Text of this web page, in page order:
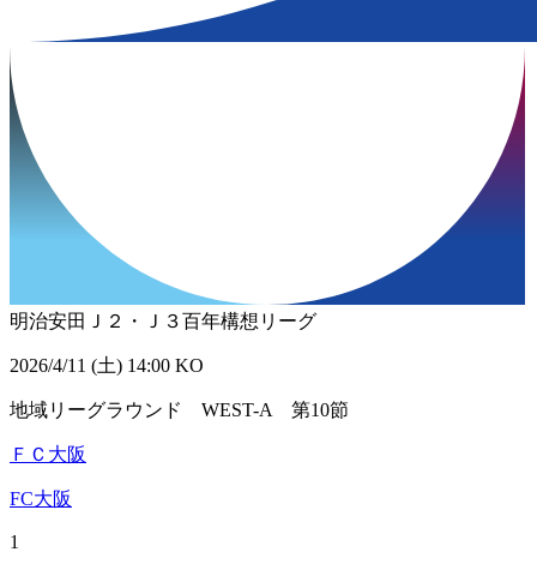
明治安田Ｊ２・Ｊ３百年構想リーグ
2026/4/11 (土) 14:00 KO
地域リーグラウンド WEST-A 第10節
ＦＣ大阪
FC大阪
1